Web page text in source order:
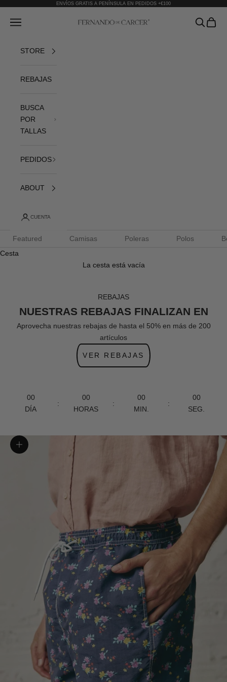
ENVÍOS GRATIS A PENÍNSULA EN PEDIDOS +€100
Fernando de Cárcer
Abrir menú de navegación AbrirAbrir
STORE
REBAJAS
BUSCA
POR
TALLAS
PEDIDOS
ABOUT
CUENTA
Featured Camisas Poleras Polos
Cesta
La cesta está vacía
REBAJAS
NUESTRAS REBAJAS FINALIZAN EN
Aprovecha nuestras rebajas de hasta el 50% en más de 200
artículos
VER REBAJAS
00
DÍA
:
00
HORAS
:
00
MIN.
:
00
SEG.
Zoom